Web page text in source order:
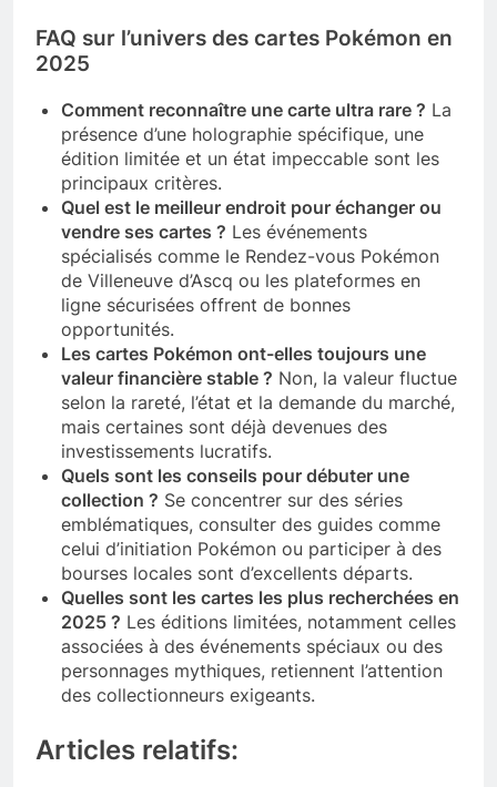
FAQ sur l’univers des cartes Pokémon en
2025
Comment reconnaître une carte ultra rare ? La
présence d’une holographie spécifique, une
édition limitée et un état impeccable sont les
principaux critères.
Quel est le meilleur endroit pour échanger ou
vendre ses cartes ? Les événements
spécialisés comme le Rendez-vous Pokémon
de Villeneuve d’Ascq ou les plateformes en
ligne sécurisées offrent de bonnes
opportunités.
Les cartes Pokémon ont-elles toujours une
valeur financière stable ? Non, la valeur fluctue
selon la rareté, l’état et la demande du marché,
mais certaines sont déjà devenues des
investissements lucratifs.
Quels sont les conseils pour débuter une
collection ? Se concentrer sur des séries
emblématiques, consulter des guides comme
celui d’initiation Pokémon ou participer à des
bourses locales sont d’excellents départs.
Quelles sont les cartes les plus recherchées en
2025 ? Les éditions limitées, notamment celles
associées à des événements spéciaux ou des
personnages mythiques, retiennent l’attention
des collectionneurs exigeants.
Articles relatifs: